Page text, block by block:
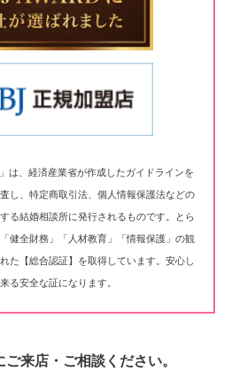
は、経済産業省が作成したガイドラインを
し、特定商取引法、個人情報保護法などの
る結婚相談所に発行されるものです。とら
健全財務」「人材教育」「情報保護」の観
た【総合認証】を取得しています。安心し
る安全な証になります。
来店・ご相談ください。